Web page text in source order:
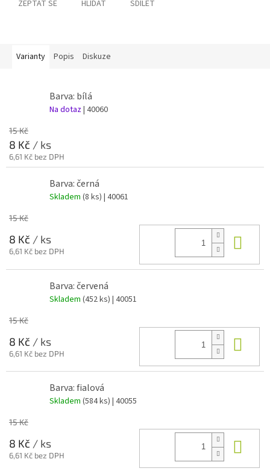
ZEPTAT SE HLÍDAT SDÍLET
Varianty Popis Diskuze
Barva: bílá
Na dotaz| 40060
15 Kč
8 Kč / ks
6,61 Kč bez DPH
Barva: černá
Skladem (8 ks) | 40061
15 Kč
8 Kč / ks
6,61 Kč bez DPH
Barva: červená
Skladem (452 ks) | 40051
15 Kč
8 Kč / ks
6,61 Kč bez DPH
Barva: fialová
Skladem (584 ks) | 40055
15 Kč
8 Kč / ks
6,61 Kč bez DPH